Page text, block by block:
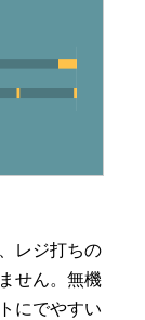
レジ打ちの
せん。無機
にでやすい